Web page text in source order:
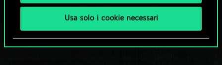
Usa solo i cookie necessari